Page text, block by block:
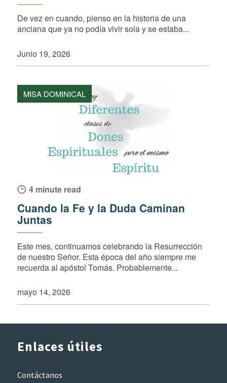
De vez en cuando, pienso en la historia de una
anciana que ya no podía vivir sola y se estaba...
Junio 19, 2026
MISA DOMINICAL
4 minute read
Cuando la Fe y la Duda Caminan
Juntas
Este mes, continuamos celebrando la Resurrección
de nuestro Señor. Esta época del año siempre me
recuerda al apóstol Tomás. Probablemente...
mayo 14, 2026
Enlaces útiles
Contáctanos